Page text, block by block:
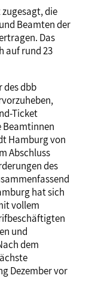
die
Beamten der
Das
auf rund 23
des dbb
Ticket
Beamtinnen
Hamburg von
Abschluss
des
hat sich
vollem
und
dem
Dezember vor